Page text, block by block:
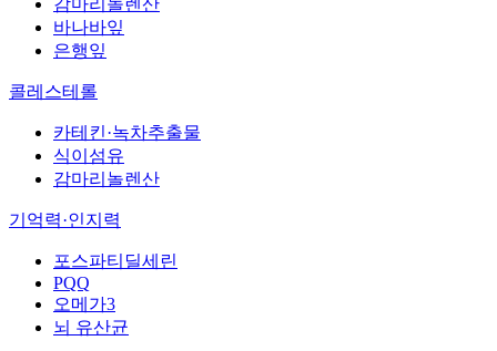
바나바잎
은행잎
콜레스테롤
카테킨·녹차추출물
식이섬유
감마리놀렌산
기억력·인지력
포스파티딜세린
PQQ
오메가3
뇌 유산균